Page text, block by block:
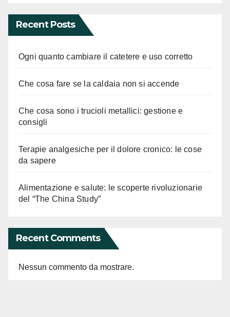
Recent Posts
Ogni quanto cambiare il catetere e uso corretto
Che cosa fare se la caldaia non si accende
Che cosa sono i trucioli metallici: gestione e
consigli
Terapie analgesiche per il dolore cronico: le cose
da sapere
Alimentazione e salute: le scoperte rivoluzionarie
del “The China Study”
Recent Comments
Nessun commento da mostrare.